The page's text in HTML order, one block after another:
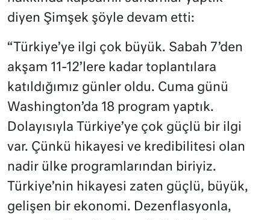
diyen Şimşek şöyle devam etti:
“Türkiye’ye ilgi çok büyük. Sabah 7’den
akşam 11-12’lere kadar toplantılara
katıldığımız günler oldu. Cuma günü
Washington’da 18 program yaptık.
Dolayısıyla Türkiye’ye çok güçlü bir ilgi
var. Çünkü hikayesi ve kredibilitesi olan
nadir ülke programlarından biriyiz.
Türkiye’nin hikayesi zaten güçlü, büyük,
gelişen bir ekonomi. Dezenflasyonla,